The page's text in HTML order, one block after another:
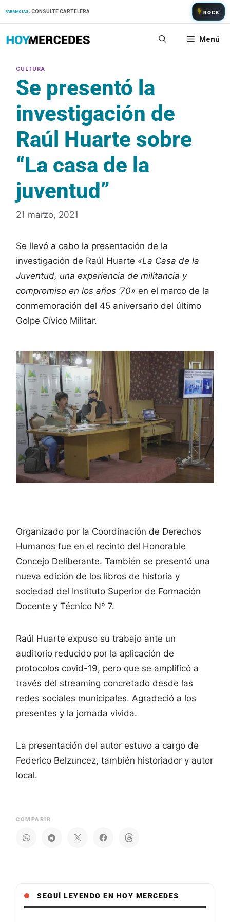
FARMACIAS: CONSULTE CARTELERA ROCK
Menú
Se presentó la
investigación de
Raúl Huarte sobre
“La casa de la
juventud”
21 marzo, 2021
Se llevó a cabo la presentación de la
investigación de Raúl Huarte «La Casa de la
Juventud, una experiencia de militancia y
compromiso en los años ’70» en el marco de la
conmemoración del 45 aniversario del último
Golpe Cívico Militar.
Organizado por la Coordinación de Derechos
Humanos fue en el recinto del Honorable
Concejo Deliberante. También se presentó una
nueva edición de los libros de historia y
sociedad del Instituto Superior de Formación
Docente y Técnico Nº 7.
Raúl Huarte expuso su trabajo ante un
auditorio reducido por la aplicación de
protocolos covid-19, pero que se amplificó a
través del streaming concretado desde las
redes sociales municipales. Agradeció a los
presentes y la jornada vivida.
La presentación del autor estuvo a cargo de
Federico Belzuncez, también historiador y autor
local.
COMPARIR
SEGUÍ LEYENDO EN HOY MERCEDES